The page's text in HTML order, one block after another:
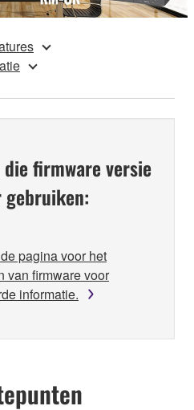
firmware versie
pagina voor het
van firmware voor
informatie.